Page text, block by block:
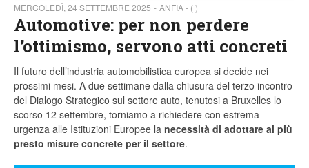
MERCOLEDÌ, 24 SETTEMBRE 2025 ANFIA - ( )
Automotive: per non perdere
l’ottimismo, servono atti concreti
Il futuro dell’industria automobilistica europea si decide nei
prossimi mesi. A due settimane dalla chiusura del terzo incontro
del Dialogo Strategico sul settore auto, tenutosi a Bruxelles lo
scorso 12 settembre, torniamo a richiedere con estrema
urgenza alle Istituzioni Europee la necessità di adottare al più
presto misure concrete per il settore.